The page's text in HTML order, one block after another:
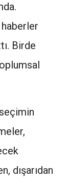
haberler
Birde
dışarıdan